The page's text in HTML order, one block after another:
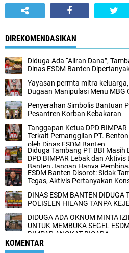
DIREKOMENDASIKAN
Diduga Ada “Aliran Dana”,
Dinas ESDM Banten
Yayasan permta mitra
Dugaan Manipulasi Menu MBG
Penyerahan Simbolis Bantuan
Pesantren Korban Kebakaran
Tanggapan Ketua DPD
Terkait Pemanggilan PT.
oleh Dinas ESDM Banten
Diduga Tambang PT BBI Masih
DPD BIMPAR Lebak dan
Banten Jangan Hanya
ESDM Banten Disorot: Sidak
Tegas, Aktivis Pertanyakan
DINAS ESDM BANTEN DIDUGA
POLISLEN HILANG TANPA
DIDUGA ADA OKNUM MINTA
UNTUK MEMBUKA SEGEL
BIMPAR ANGKAT BICARA
KOMENTAR